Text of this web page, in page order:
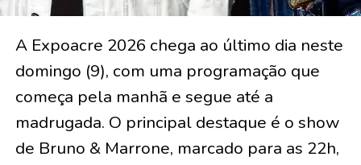
A Expoacre 2026 chega ao último dia neste
domingo (9), com uma programação que
começa pela manhã e segue até a
madrugada. O principal destaque é o show
de Bruno & Marrone, marcado para as 22h,